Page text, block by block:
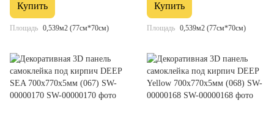
Купить
Площадь 0,539м2 (77см*70см)
Купить
Площадь 0,539м2 (77см*70см)